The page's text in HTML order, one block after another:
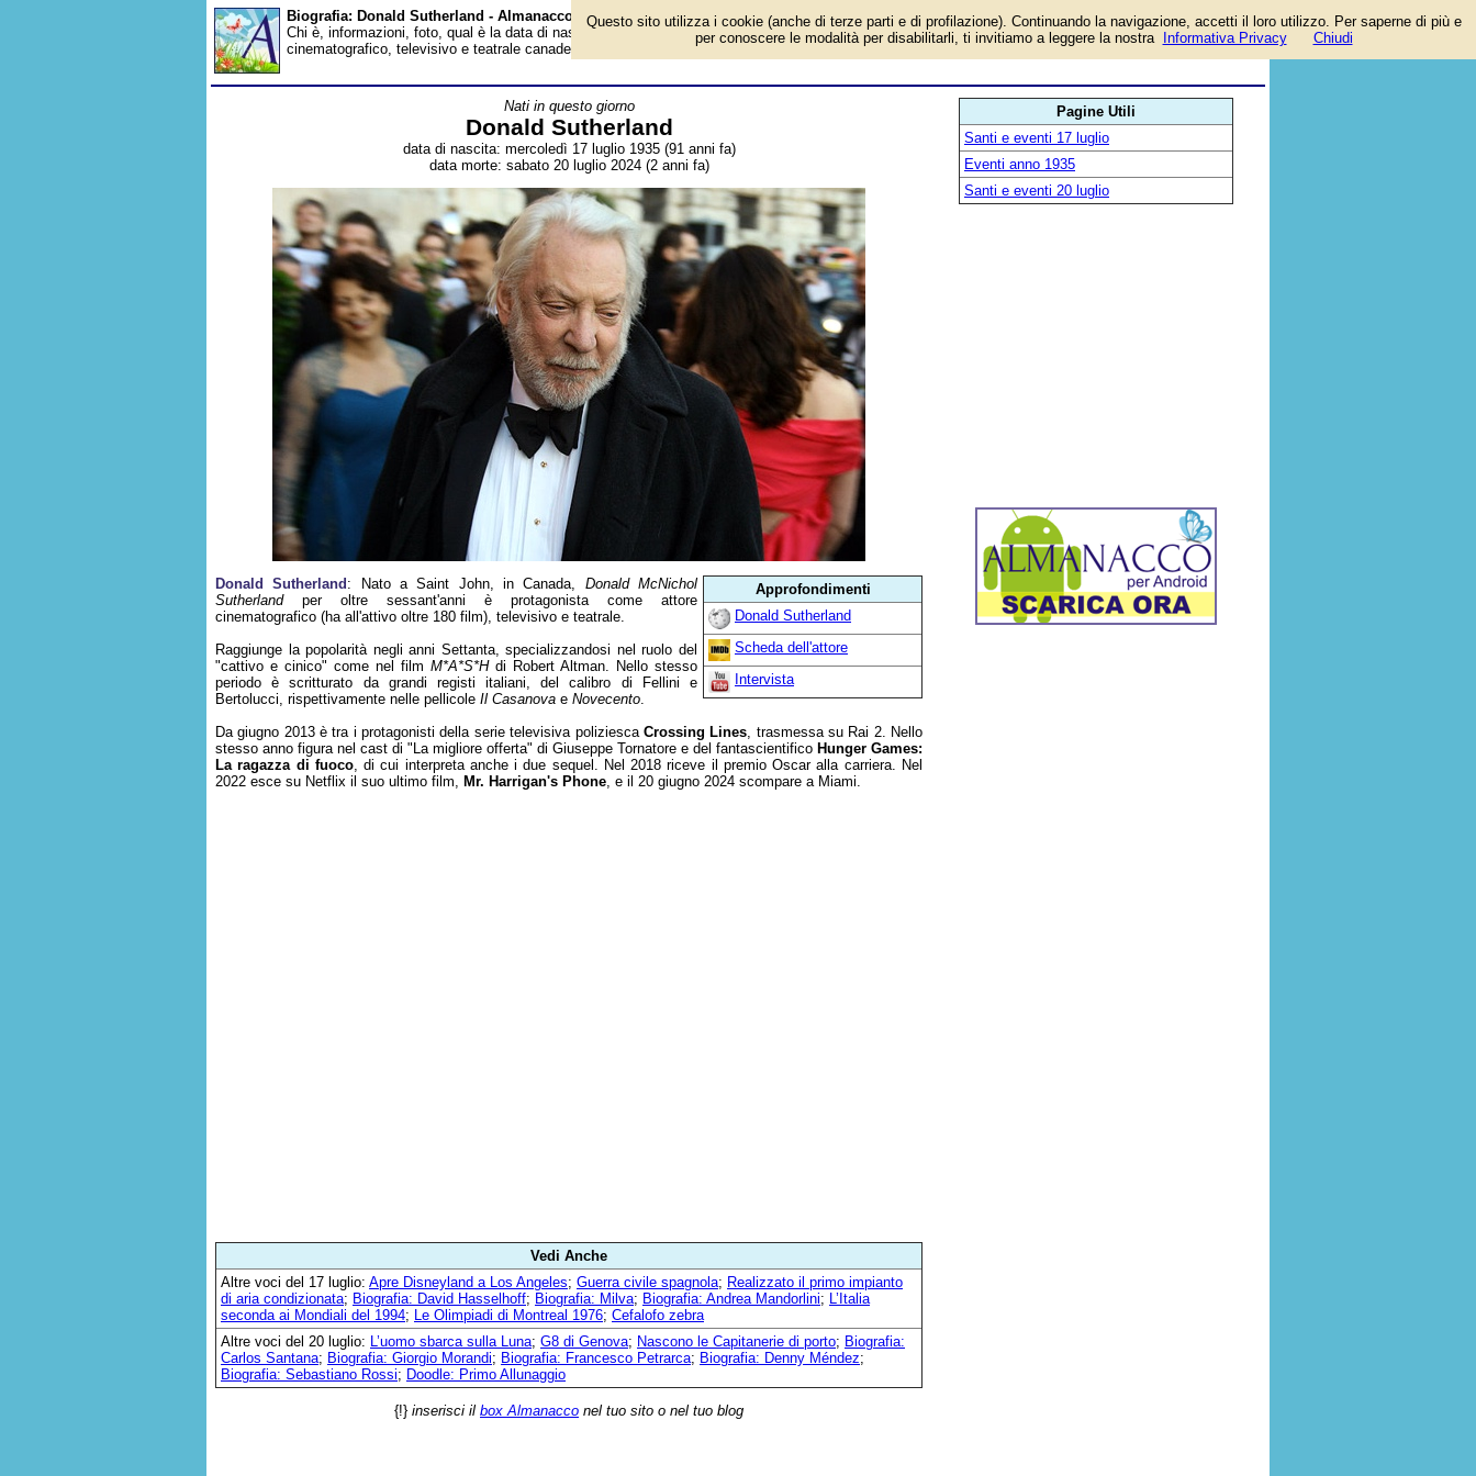
Biografia: Donald Sutherland - Almanacco
Chi è, informazioni, foto, qual è la data di nascita, dove è nato, cosa ha fatto Donald Sutherland, attore
cinematografico, televisivo e teatrale canadese. Breve biografia. Voce dell'Almanacco.
Nati in questo giorno
Donald Sutherland
data di nascita: mercoledì 17 luglio 1935 (91 anni fa)
data morte: sabato 20 luglio 2024 (2 anni fa)
Approfondimenti
Donald Sutherland
Scheda dell'attore
Intervista
Donald Sutherland : Nato a Saint John, in Canada, Donald McNichol
Sutherlandper oltre sessant'anni è protagonista come attore
cinematografico (ha all'attivo oltre 180 film), televisivo e teatrale.
Raggiunge la popolarità negli anni Settanta, specializzandosi nel ruolo del
"cattivo e cinico" come nel film M*A*S*Hdi Robert Altman. Nello stesso
periodo è scritturato da grandi registi italiani, del calibro di Fellini e
Bertolucci, rispettivamente nelle pellicole Il Casanova e Novecento.
Da giugno 2013 è tra i protagonisti della serie televisiva poliziesca Crossing Lines, trasmessa su Rai 2. Nello
stesso anno figura nel cast di "La migliore offerta" di Giuseppe Tornatore e del fantascientifico Hunger Games:
La ragazza di fuoco, di cui interpreta anche i due sequel. Nel 2018 riceve il premio Oscar alla carriera. Nel
2022 esce su Netflix il suo ultimo film, Mr. Harrigan's Phone, e il 20 giugno 2024 scompare a Miami.
Vedi Anche
Altre voci del 17 luglio: Apre Disneyland a Los Angeles; Guerra civile spagnola; Realizzato il primo impianto
di aria condizionata; Biografia: David Hasselhoff; Biografia: Milva; Biografia: Andrea Mandorlini; L’Italia
seconda ai Mondiali del 1994; Le Olimpiadi di Montreal 1976; Cefalofo zebra
Altre voci del 20 luglio: L’uomo sbarca sulla Luna; G8 di Genova; Nascono le Capitanerie di porto; Biografia:
Carlos Santana; Biografia: Giorgio Morandi; Biografia: Francesco Petrarca; Biografia: Denny Méndez;
Biografia: Sebastiano Rossi; Doodle: Primo Allunaggio
{!} inserisci il box Almanacco nel tuo sito o nel tuo blog
Pagine Utili
Santi e eventi 17 luglio
Eventi anno 1935
Santi e eventi 20 luglio
Questo sito utilizza i cookie (anche di terze parti e di profilazione). Continuando la navigazione, accetti il loro utilizzo. Per saperne di più e
per conoscere le modalità per disabilitarli, ti invitiamo a leggere la nostra
Informativa Privacy Chiudi